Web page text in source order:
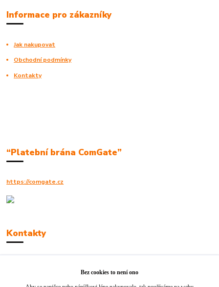
Informace pro zákazníky
Jak nakupovat
Obchodní podmínky
Kontakty
“Platební brána ComGate”
https://comgate.cz
Kontakty
Bez cookies to není ono